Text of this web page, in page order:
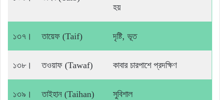
হয়
১৩৭। তায়েফ (Taif) দৃষ্টি, ভূত
১৩৮। তওয়াফ (Tawaf) কাবার চারপাশে প্রদক্ষিণ
১৩৯। তাইহান (Taihan) সুবিশাল